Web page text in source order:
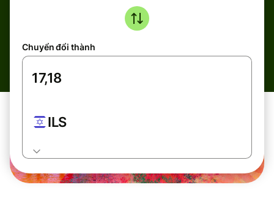
Chuyển đổi thành
ILS